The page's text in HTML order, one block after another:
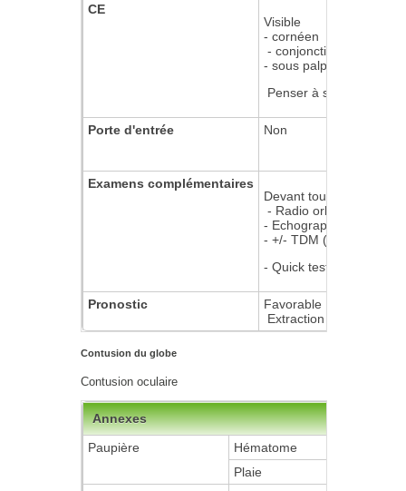
CE
Visible
- cornéen
- conjonctival
- sous palpébral
Penser à soulever la
Porte d'entrée Non
Examens complémentaires
Devant toute suspicion
- Radio orbitaire F + P
- Echographie mode B
- +/- TDM (CI de l'IRM
- Quick test tétanos /
Pronostic
Favorable
Extraction du CE et
Contusion du globe
Contusion oculaire
Annexes
Paupière
Hématome
Plaie